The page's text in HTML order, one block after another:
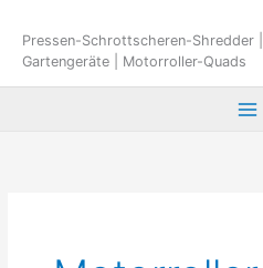
Inhalt
springen
Pressen-Schrottscheren-Shredder
Gartengeräte | Motorroller-Quads